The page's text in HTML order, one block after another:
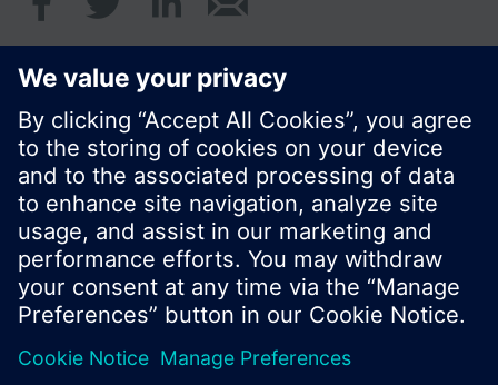
© Siemens Schweiz AG 2017
Produktangebot und Preise können pro Land
variieren.